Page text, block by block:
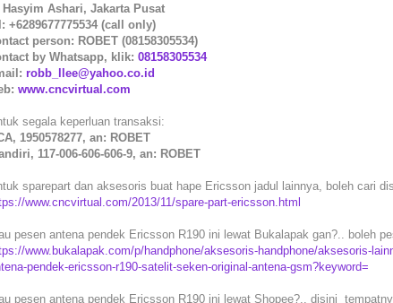
Ashari, Jakarta Pusat
+6289677775534 (call only)
person: ROBET (08158305534)
by Whatsapp, klik: 08158305534
robb_llee@yahoo.co.id
www.cncvirtual.com
segala keperluan transaksi:
1950578277, an: ROBET
117-006-606-606-9, an: ROBET
sparepart dan aksesoris buat hape Ericsson jadul lainnya, boleh cari
www.cncvirtual.com/2013/11/spare-part-ericsson.html
pesen antena pendek Ericsson R190 ini lewat Bukalapak gan?.. boleh
www.bukalapak.com/p/handphone/aksesoris-handphone/aksesoris-
pendek-ericsson-r190-satelit-seken-original-antena-gsm?keyword=
pesen antena pendek Ericsson R190 ini lewat Shopee?.. disini